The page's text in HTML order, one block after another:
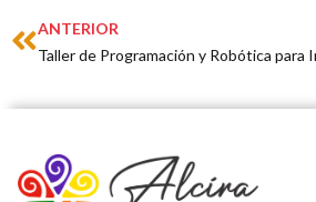
Prev
ANTERIOR
Taller de Programación y Robótica para